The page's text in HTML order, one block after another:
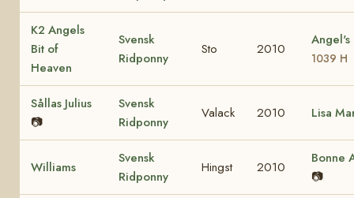
K2 Angels
Bit of
Heaven
Svensk
Ridponny
Sto 2010
1039 H
Sållas Julius
📷
Svensk
Ridponny
Valack 2010 Lisa
Williams
Svensk
Ridponny
Hingst 2010
Bonne
📷